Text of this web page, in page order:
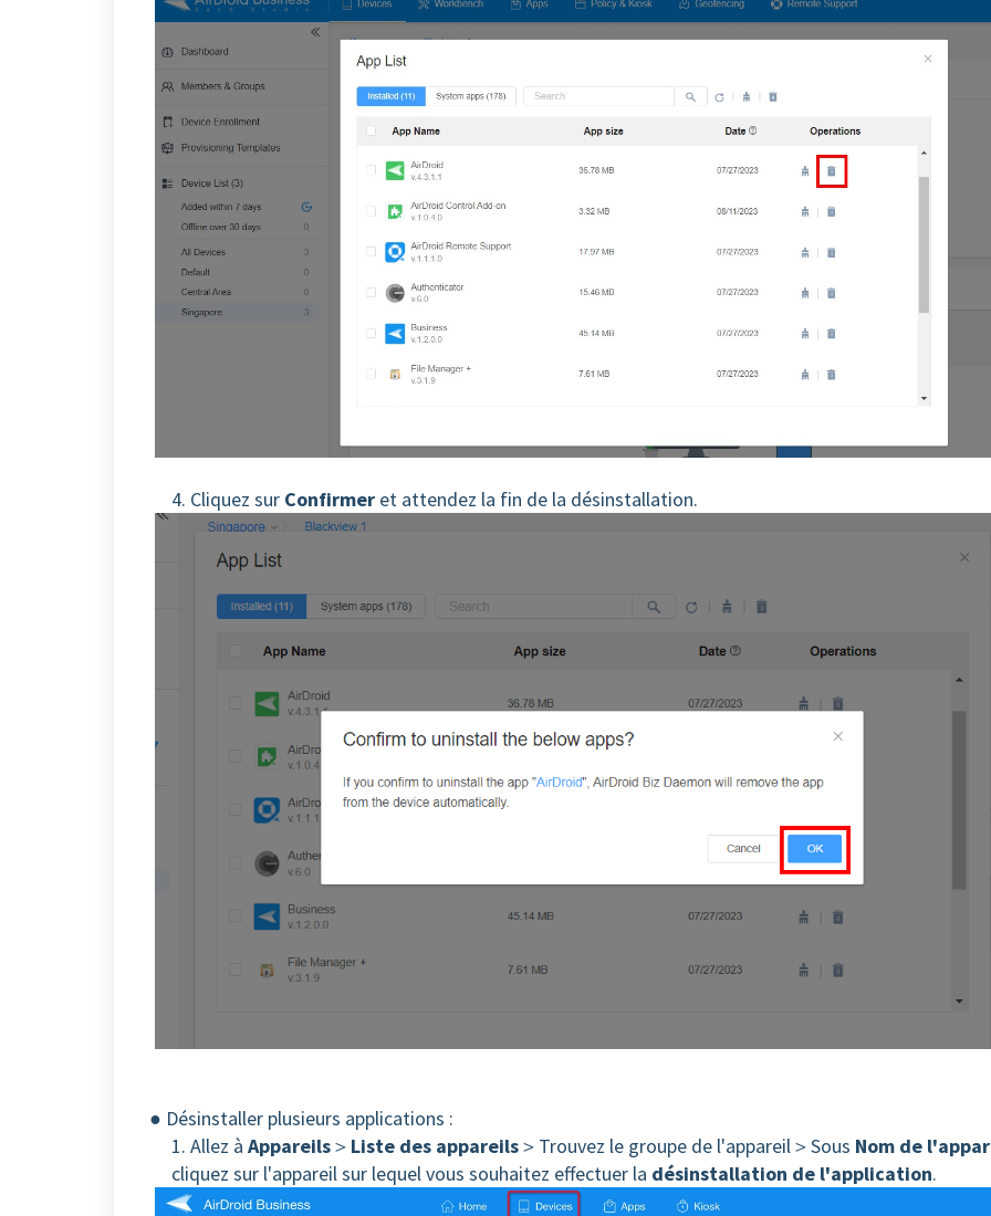
4. Cliquez sur Confirmer et attendez la fin de la désinstallation.
● Désinstaller plusieurs applications :
1. Allez à Appareils＞ Liste des appareils＞Trouvez le groupe de l'appareil＞Sous Nom de
cliquez sur l'appareil sur lequel vous souhaitez effectuer la désinstallation de l'application.